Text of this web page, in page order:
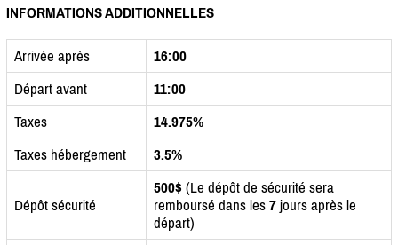
INFORMATIONS ADDITIONNELLES
Arrivée après
16:00
Départ avant
11:00
Taxes
14.975%
Taxes hébergement
3.5%
Dépôt sécurité
500$ (Le dépôt de sécurité sera
remboursé dans les 7 jours après le
départ)